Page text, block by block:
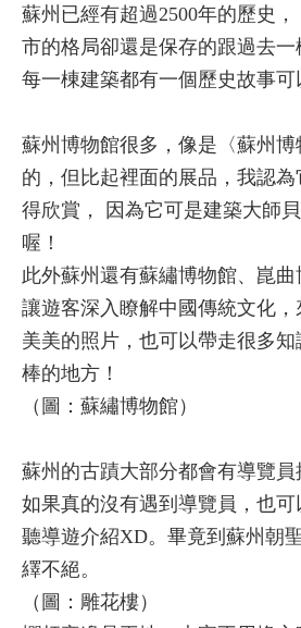
蘇州已經有超過2500年的歷史
市的格局卻還是保存的跟過去一
每一棟建築都有一個歷史故事可
蘇州博物館很多，像是〈蘇州
的，但比起裡面的展品，我認
得欣賞， 因為它可是建築大師
喔！
此外蘇州還有蘇繡博物館、崑
讓遊客深入瞭解中國傳統文化
美美的照片，也可以帶走很多
棒的地方！
（圖：蘇繡博物館）
蘇州的古蹟大部分都會有導覽員
如果真的沒有遇到導覽員，也可
聽導遊介紹XD。畢竟到蘇州朝
繹不絕。
（圖：雕花樓）